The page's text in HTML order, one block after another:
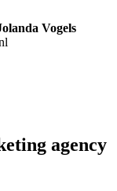
Vogels
agency